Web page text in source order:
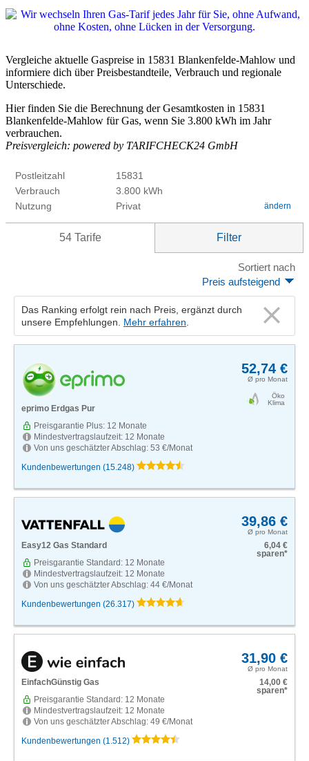
Vergleiche aktuelle Gaspreise in 15831 Blankenfelde-Mahlow und
informiere dich über Preisbestandteile, Verbrauch und regionale
Unterschiede.
Hier finden Sie die Berechnung der Gesamtkosten in 15831
Blankenfelde-Mahlow für Gas, wenn Sie 3.800 kWh im Jahr
verbrauchen.
Preisvergleich: powered by TARIFCHECK24 GmbH